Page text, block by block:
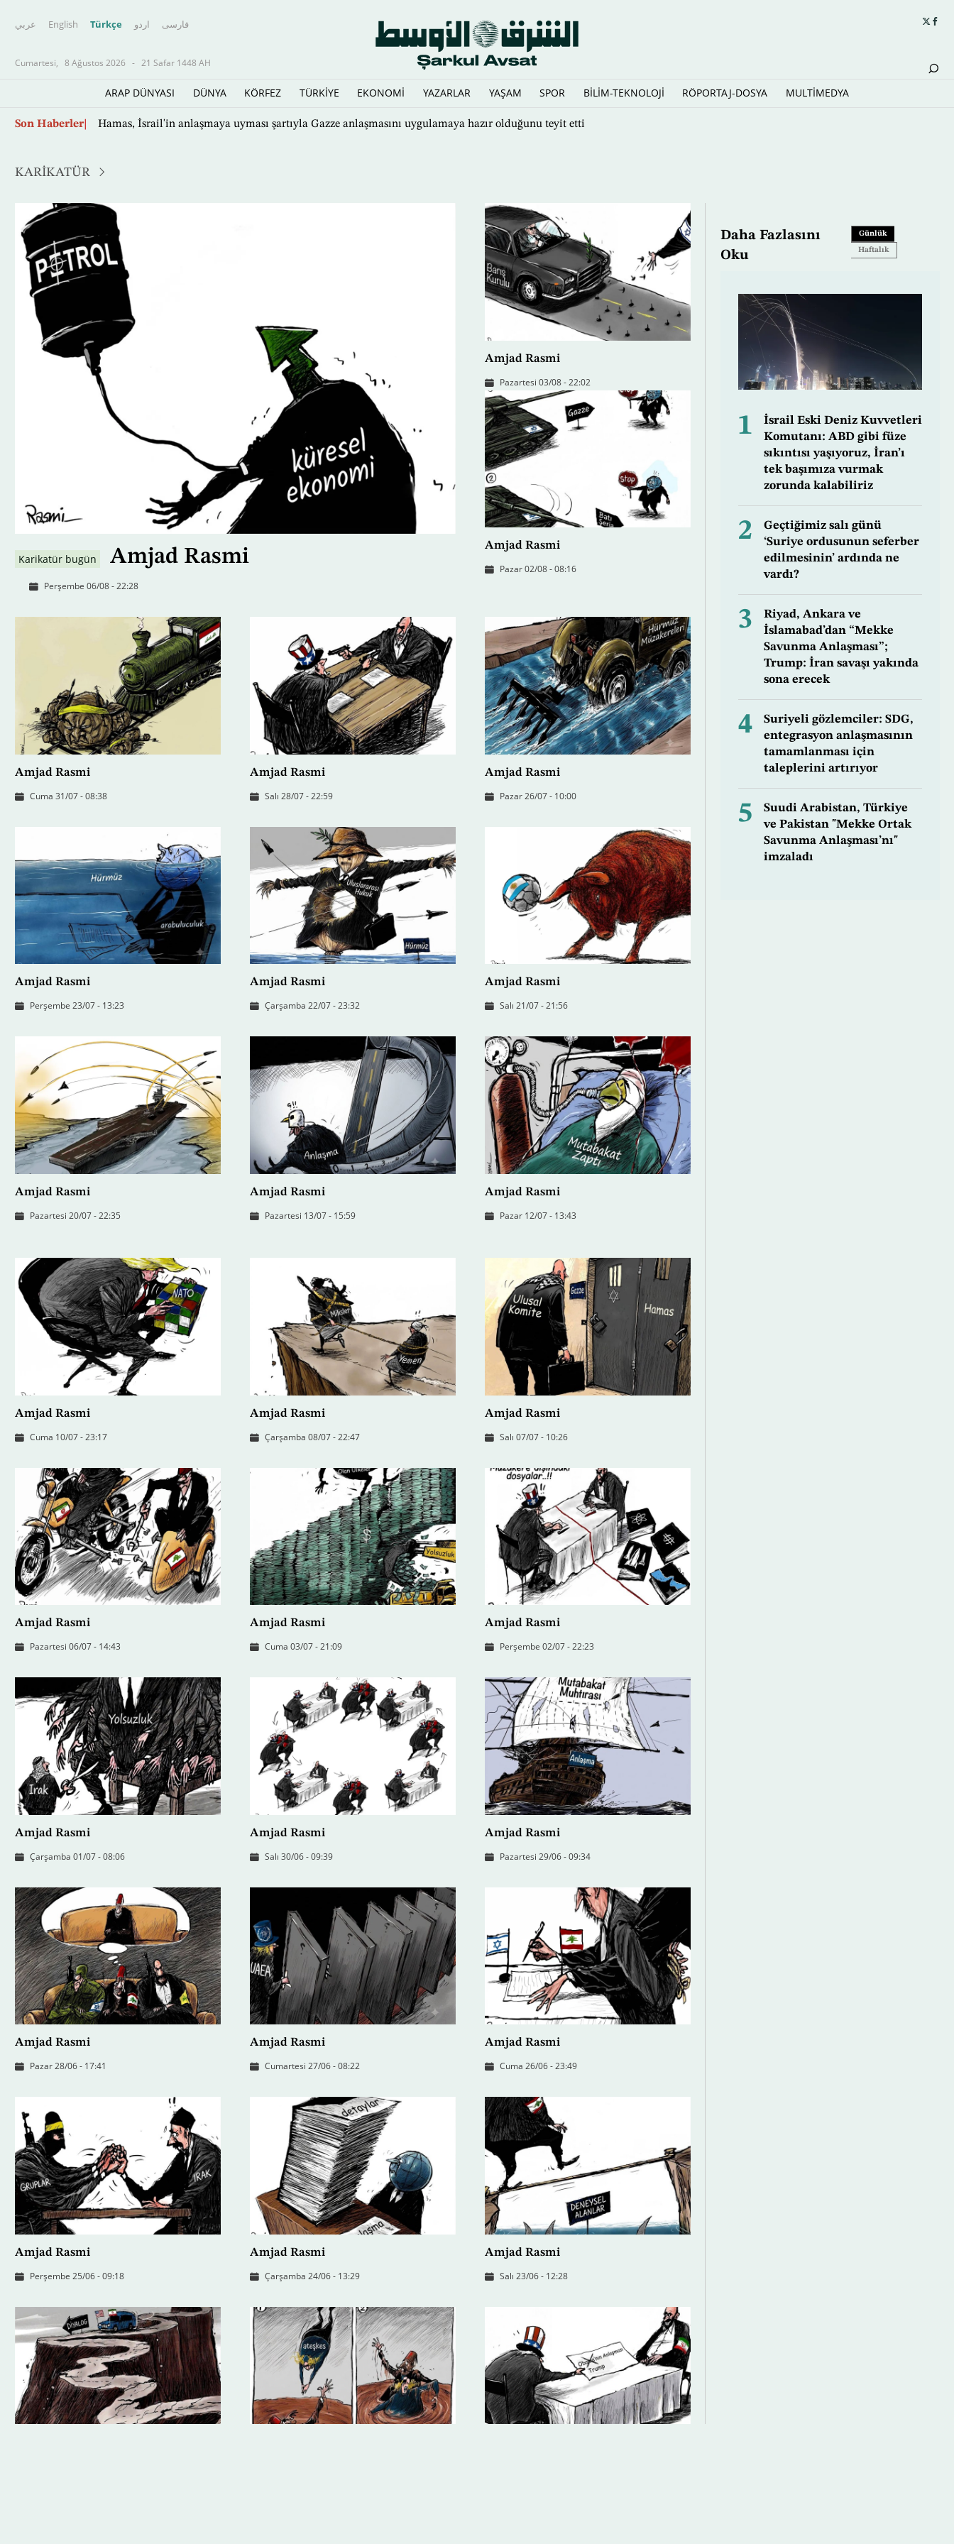
عربي English Türkçe اردو فارسى
Cumartesi, 8 Ağustos 2026 - 21 Safar 1448 AH
ARAP DÜNYASI DÜNYA KÖRFEZ TÜRKİYE EKONOMİ YAZARLAR YAŞAM SPOR BİLİM-TEKNOLOJİ RÖPORTAJ-DOSYA MULTİMEDYA
Ana
Son Haberler ABD, Küba'ya yeni lider arıyor
KARİKATÜR
Karikatür bugün Amjad Rasmi
Perşembe 06/08 - 22:28
Amjad Rasmi
Pazartesi 03/08 - 22:02
Amjad Rasmi
Pazar 02/08 - 08:16
Amjad Rasmi
Cuma 31/07 - 08:38
Amjad Rasmi
Salı 28/07 - 22:59
Amjad Rasmi
Pazar 26/07 - 10:00
Amjad Rasmi
Perşembe 23/07 - 13:23
Amjad Rasmi
Çarşamba 22/07 - 23:32
Amjad Rasmi
Salı 21/07 - 21:56
Amjad Rasmi
Pazartesi 20/07 - 22:35
Amjad Rasmi
Pazartesi 13/07 - 15:59
Amjad Rasmi
Pazar 12/07 - 13:43
Amjad Rasmi
Cuma 10/07 - 23:17
Amjad Rasmi
Çarşamba 08/07 - 22:47
Amjad Rasmi
Salı 07/07 - 10:26
Amjad Rasmi
Pazartesi 06/07 - 14:43
Amjad Rasmi
Cuma 03/07 - 21:09
Amjad Rasmi
Perşembe 02/07 - 22:23
Amjad Rasmi
Çarşamba 01/07 - 08:06
Amjad Rasmi
Salı 30/06 - 09:39
Amjad Rasmi
Pazartesi 29/06 - 09:34
Amjad Rasmi
Pazar 28/06 - 17:41
Amjad Rasmi
Cumartesi 27/06 - 08:22
Amjad Rasmi
Cuma 26/06 - 23:49
Amjad Rasmi
Perşembe 25/06 - 09:18
Amjad Rasmi
Çarşamba 24/06 - 13:29
Amjad Rasmi
Salı 23/06 - 12:28
Daha Fazlasını
Oku
Günlük
Haftalık
1
İsrail Eski Deniz Kuvvetleri
Komutanı: ABD gibi füze
sıkıntısı yaşıyoruz, İran’ı
tek başımıza vurmak
zorunda kalabiliriz
2
Geçtiğimiz salı günü
‘Suriye ordusunun seferber
edilmesinin’ ardında ne
vardı?
3
Riyad, Ankara ve
İslamabad’dan “Mekke
Savunma Anlaşması”;
Trump: İran savaşı yakında
sona erecek
4
Suriyeli gözlemciler: SDG,
entegrasyon anlaşmasının
tamamlanması için
taleplerini artırıyor
5
Suudi Arabistan, Türkiye
ve Pakistan "Mekke Ortak
Savunma Anlaşması’nı"
imzaladı